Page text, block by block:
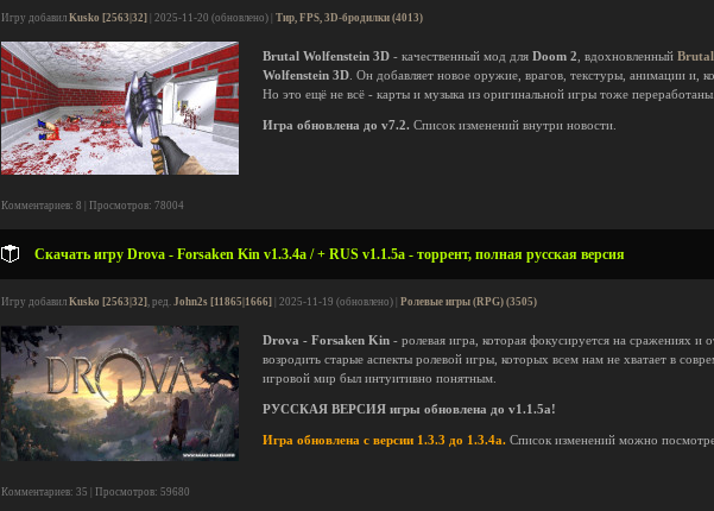
Игру добавил Kusko [2563|32] | 2025-11-20 (обновлено) | Тир, FPS, 3D-бродилки (4013)
Brutal Wolfenstein 3D - качественный мод для Doom 2 , вдохновленный
Wolfenstein 3D . Он добавляет новое оружие, врагов, текстуры, анимации и,
Но это ещё не всё - карты и музыка из оригинальной игры тоже переработаны.
Игра обновлена до v7.2. Список изменений внутри новости.
Комментариев: 8 | Просмотров: 78004
Скачать игру Drova - Forsaken Kin v1.3.4a / + RUS v1.1.5a - торрент, полная русская версия
Игру добавил Kusko [2563|32], ред. John2s [11865|1666] | 2025-11-19 (обновлено) | Ролевые игры (RPG) (3505)
Drova - Forsaken Kin - ролевая игра, которая фокусируется на сражениях и
возродить старые аспекты ролевой игры, которых всем нам не хватает в
игровой мир был интуитивно понятным.
РУССКАЯ ВЕРСИЯ игры обновлена до v1.1.5a!
Игра обновлена с версии 1.3.3 до 1.3.4a. Список изменений можно
Комментариев: 35 | Просмотров: 59680